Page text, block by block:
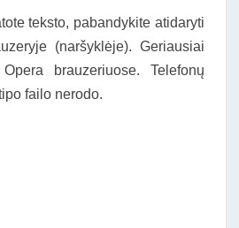
teksto, pabandykite atidaryti
(naršyklėje). Geriausiai
brauzeriuose. Telefonų
failo nerodo.